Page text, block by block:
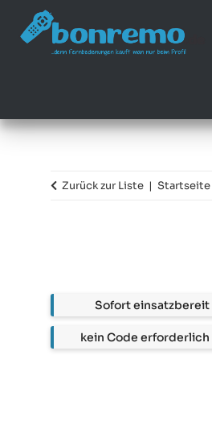
Zurück zur Liste Startseite